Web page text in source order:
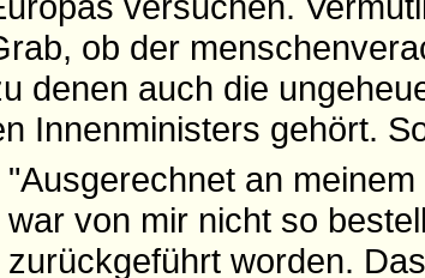
ob der
denen auch die
Innenministers gehört.
"Ausgerechnet an
war von mir nicht so
zurückgeführt worden.